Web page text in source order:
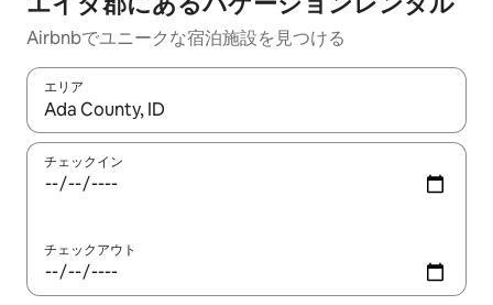
Airbnbでユニークな宿泊施設を見つける
エリア
検索結果が表示されたら、上下の矢印キーを使って移動するか
チェックイン
チェックアウト